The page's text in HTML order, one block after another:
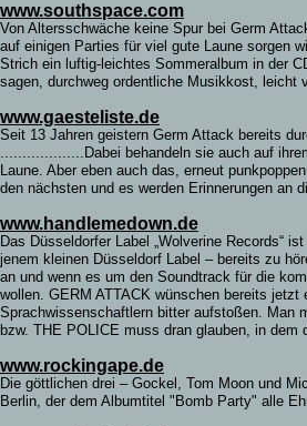
www.southspace.com
Von Altersschwäche keine Spur bei Germ
auf einigen Parties für viel gute Laune sorgen
Strich ein luftig-leichtes Sommeralbum in der
sagen, durchweg ordentliche Musikkost, leicht
www.gaesteliste.de
Seit 13 Jahren geistern Germ Attack bereits
...................Dabei behandeln sie auch auf
Laune. Aber eben auch das, erneut
den nächsten und es werden Erinnerungen an
www.handlemedown.de
Das Düsseldorfer Label „Wolverine Records“
jenem kleinen Düsseldorf Label – bereits zu
an und wenn es um den Soundtrack für die
wollen. GERM ATTACK wünschen bereits jetzt
Sprachwissenschaftlern bitter aufstoßen. Man
bzw. THE POLICE muss dran glauben, in
www.rockingape.de
Die göttlichen drei – Gockel, Tom Moon und
Berlin, der dem Albumtitel "Bomb Party" alle